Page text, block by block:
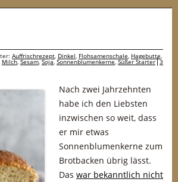
Auffrischrezept, Dinkel, Flohsamenschale, Hagebutte,
Milch,Sesam,Soja, Sonnenblumenkerne,Süßer Starter 3
Nach zwei Jahrzehnten
habe ich den Liebsten
inzwischen so weit, dass
er mir etwas
Sonnenblumenkerne zum
Brotbacken übrig lässt.
Das war bekanntlich nicht